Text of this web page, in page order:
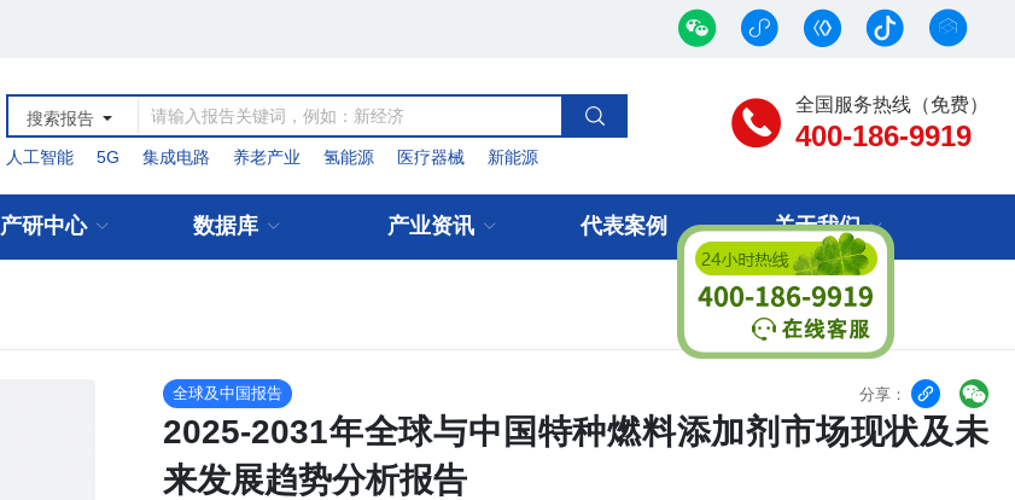
全国服务热线（免费）
400-186-9919
搜索报告
人工智能
5G 集成电路 养老产业 氢能源 医疗器械 新能源
产研中心 数据库 产业资讯 代表案例 关于我们
全球及中国报告 分享：  
2025-2031年全球与中国特种燃料添加剂市场现状及未
来发展趋势分析报告